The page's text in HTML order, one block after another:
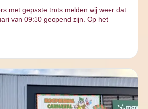
met gepaste trots melden wij weer dat
van 09:30 geopend zijn. Op het